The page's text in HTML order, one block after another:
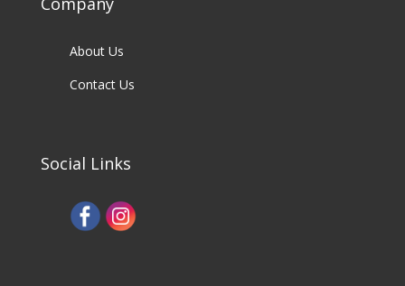
About Us
Contact Us
Social Links